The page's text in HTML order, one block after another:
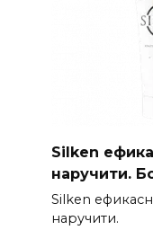
Silken
наручити.
Silken
наручити.